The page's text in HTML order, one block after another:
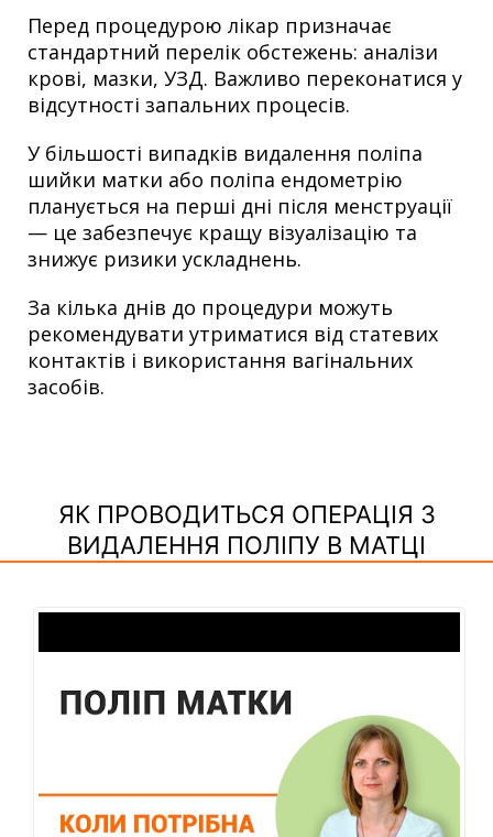
Перед процедурою лікар призначає
стандартний перелік обстежень: аналізи
крові, мазки, УЗД. Важливо переконатися у
відсутності запальних процесів.
У більшості випадків видалення поліпа
шийки матки або поліпа ендометрію
планується на перші дні після менструації
— це забезпечує кращу візуалізацію та
знижує ризики ускладнень.
За кілька днів до процедури можуть
рекомендувати утриматися від статевих
контактів і використання вагінальних
засобів.
ЯК ПРОВОДИТЬСЯ ОПЕРАЦІЯ З
ВИДАЛЕННЯ ПОЛІПУ В МАТЦІ